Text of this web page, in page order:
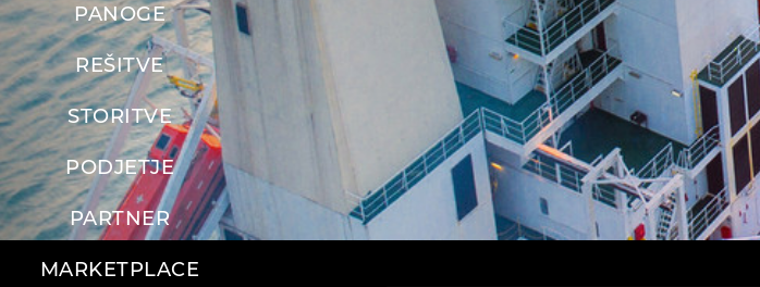
PANOGE
REŠITVE
STORITVE
PODJETJE
PARTNER
MARKETPLACE